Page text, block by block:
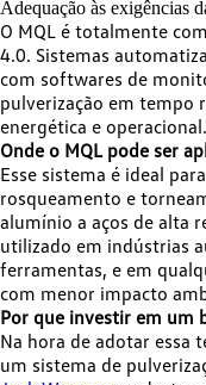
Adequação às exigências
O MQL é totalmente
4.0. Sistemas
com softwares de
pulverização em tempo
energética e operacional.
Onde o MQL pode ser
Esse sistema é ideal
rosqueamento e
alumínio a aços de alta
utilizado em indústrias
ferramentas, e em
com menor impacto
Por que investir em um
Na hora de adotar essa
um sistema de